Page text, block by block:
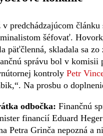
v predchádzajúcom
šéfovať.
päťčlenná, skladala sa
správu bol v komisii
kontroly Petr
Na prosbu o
odbočka: Finančnú
financií Eduard
Petra Grinča nepozná a